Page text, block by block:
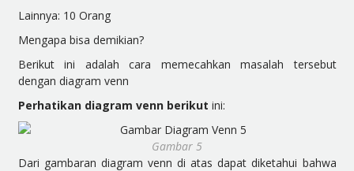
Lainnya: 10 Orang
Mengapa bisa demikian?
Berikut ini adalah cara memecahkan masalah tersebut
dengan diagram venn
Perhatikan diagram venn berikut ini:
Gambar 5
Dari gambaran diagram venn di atas dapat diketahui bahwa